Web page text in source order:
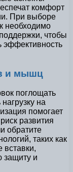
комфорт
При выборе
необходимо
чтобы
эффективность
и мышц
поглощать
на
помогает
развития
обратите
таких как
защиту и